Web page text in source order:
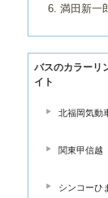
満田新一
バスのカラーリ
イト
北福岡気動
関東甲信越
シンコーひ